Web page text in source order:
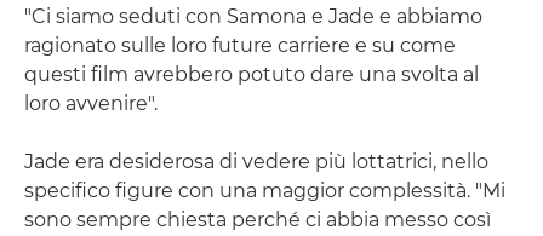
"Ci siamo seduti con Samona e Jade e abbiamo
ragionato sulle loro future carriere e su come
questi film avrebbero potuto dare una svolta al
loro avvenire".
Jade era desiderosa di vedere più lottatrici, nello
specifico figure con una maggior complessità. "Mi
sono sempre chiesta perché ci abbia messo così